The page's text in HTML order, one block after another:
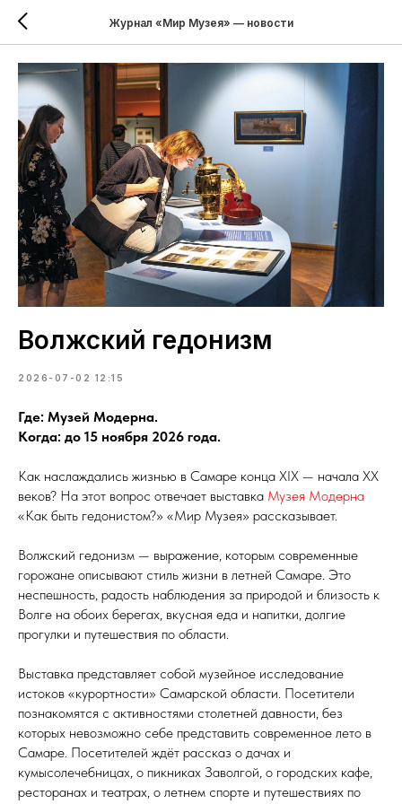
Журнал «Мир Музея» — новости
Волжский гедонизм
2026-07-02 12:15
Где: Музей Модерна.
Когда: до 15 ноября 2026 года.
Как наслаждались жизнью в Самаре конца XIX — начала XX
веков? На этот вопрос отвечает выставка Музея Модерна
«Как быть гедонистом?» «Мир Музея» рассказывает.
Волжский гедонизм — выражение, которым современные
горожане описывают стиль жизни в летней Самаре. Это
неспешность, радость наблюдения за природой и близость к
Волге на обоих берегах, вкусная еда и напитки, долгие
прогулки и путешествия по области.
Выставка представляет собой музейное исследование
истоков «курортности» Самарской области. Посетители
познакомятся с активностями столетней давности, без
которых невозможно себе представить современное лето в
Самаре. Посетителей ждёт рассказ о дачах и
кумысолечебницах, о пикниках Заволгой, о городских кафе,
ресторанах и театрах, о летнем спорте и путешествиях по